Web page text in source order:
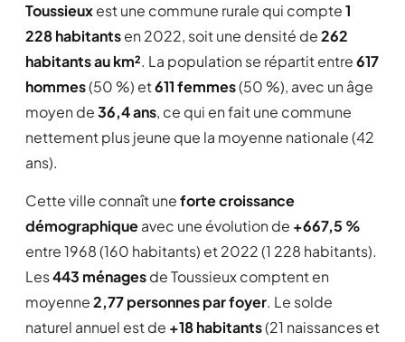
Toussieuxest une commune rurale qui compte1
228 habitantsen 2022, soit une densité de262
habitants au km². La population se répartit entre617
hommes(50 %) et611 femmes(50 %), avec un âge
moyen de36,4 ans, ce qui en fait une commune
nettement plus jeune que la moyenne nationale (42
ans).
Cette ville connaît uneforte croissance
démographiqueavec une évolution de +667,5 %
entre 1968 (160 habitants) et 2022 (1 228 habitants).
Les443 ménagesde Toussieux comptent en
moyenne2,77 personnes par foyer. Le solde
naturel annuel est de +18 habitants(21 naissances et